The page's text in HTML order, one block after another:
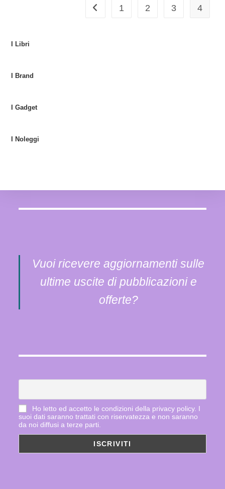
1 2 3 4
I Libri
I Brand
I Gadget
I Noleggi
Vuoi ricevere aggiornamenti sulle
ultime uscite di pubblicazioni e
offerte?
Ho letto ed accetto le condizioni della privacy policy. I
suoi dati saranno trattati con riservatezza e non saranno
da noi diffusi a terze parti.